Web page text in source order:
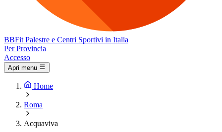
BBFit Palestre e Centri Sportivi in Italia
Per Provincia
Accesso
Apri menu
Home
Roma
Acquaviva